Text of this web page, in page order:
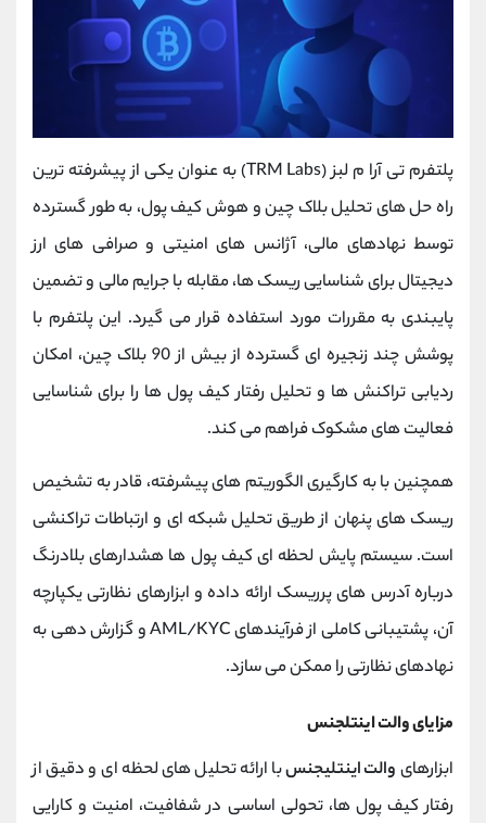
پلتفرم تی‌ آرا م لبز (TRM Labs) به عنوان یکی از پیشرفته ‌ترین
راه‌ حل‌ های تحلیل بلاک‌ چین و هوش کیف پول، به طور گسترده
توسط نهادهای مالی، آژانس ‌های امنیتی و صرافی ‌های ارز
دیجیتال برای شناسایی ریسک‌ ها، مقابله با جرایم مالی و تضمین
پایبندی به مقررات مورد استفاده قرار می‌ گیرد. این پلتفرم با
پوشش چند زنجیره ‌ای گسترده از بیش از 90 بلاک ‌چین، امکان
ردیابی تراکنش‌ ها و تحلیل رفتار کیف پول ‌ها را برای شناسایی
فعالیت‌ های مشکوک فراهم می کند.
همچنین با به کارگیری الگوریتم‌ های پیشرفته، قادر به تشخیص
ریسک ‌های پنهان از طریق تحلیل شبکه ‌ای و ارتباطات تراکنشی
است. سیستم پایش لحظه ‌ای کیف پول ‌ها هشدارهای بلادرنگ
درباره آدرس ‌های پرریسک ارائه داده و ابزارهای نظارتی یکپارچه
آن، پشتیبانی کاملی از فرآیندهای AML/KYC و گزارش ‌دهی به
نهادهای نظارتی را ممکن می ‌سازد.
مزایای والت اینتلجنس
ابزارهای والت اینتلیجنسبا ارائه تحلیل ‌های لحظه ‌ای و دقیق از
رفتار کیف پول ‌ها، تحولی اساسی در شفافیت، امنیت و کارایی